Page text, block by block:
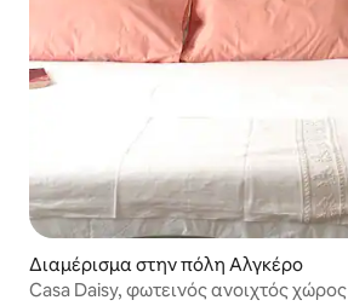
Διαμέρισμα στην πόλη Αλγκέρο
Casa Daisy, φωτεινός ανοιχτός χώρος